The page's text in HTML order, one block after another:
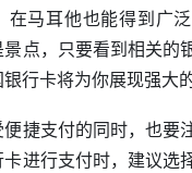
在马耳他也能得到广
点，只要看到相关的
行卡将为你展现强大
捷支付的同时，也要
进行支付时，建议选